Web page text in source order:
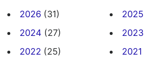
2026 (31) 2025
2024 (27) 2023
2022 (25) 2021